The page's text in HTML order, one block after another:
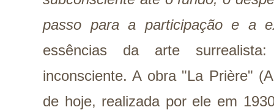
passo para a participação e a
essências da arte
inconsciente. A obra "La Prière"
de hoje, realizada por ele em